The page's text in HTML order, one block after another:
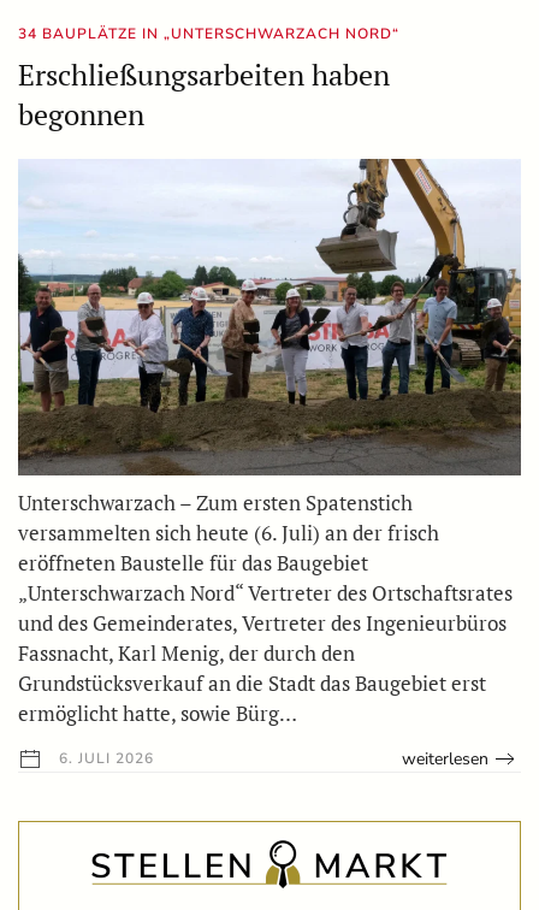
34 BAUPLÄTZE IN „UNTERSCHWARZACH NORD“
Erschließungsarbeiten haben
begonnen
Unterschwarzach – Zum ersten Spatenstich
versammelten sich heute (6. Juli) an der frisch
eröffneten Baustelle für das Baugebiet
„Unterschwarzach Nord“ Vertreter des Ortschaftsrates
und des Gemeinderates, Vertreter des Ingenieurbüros
Fassnacht, Karl Menig, der durch den
Grundstücksverkauf an die Stadt das Baugebiet erst
ermöglicht hatte, sowie Bürg…
6. JULI 2026 weiterlesen